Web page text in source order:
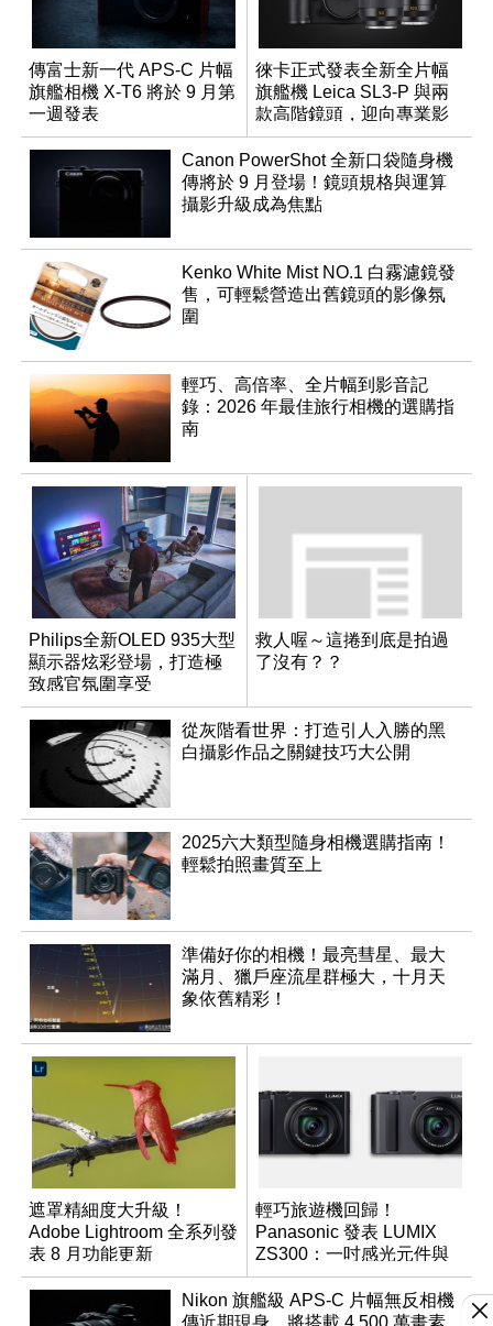
傳富士新一代 APS-C 片幅
旗艦相機 X-T6 將於 9 月第
一週發表
徠卡正式發表全新全片幅
旗艦機 Leica SL3-P 與兩
款高階鏡頭，迎向專業影
音全方位演進
Canon PowerShot 全新口袋隨身機
傳將於 9 月登場！鏡頭規格與運算
攝影升級成為焦點
Kenko White Mist NO.1 白霧濾鏡發
售，可輕鬆營造出舊鏡頭的影像氛
圍
輕巧、高倍率、全片幅到影音記
錄：2026 年最佳旅行相機的選購指
南
Philips全新OLED 935大型
顯示器炫彩登場，打造極
致感官氛圍享受
救人喔～這捲到底是拍過
了沒有？？
從灰階看世界：打造引人入勝的黑
白攝影作品之關鍵技巧大公開
2025六大類型隨身相機選購指南！
輕鬆拍照畫質至上
準備好你的相機！最亮彗星、最大
滿月、獵戶座流星群極大，十月天
象依舊精彩！
遮罩精細度大升級！
Adobe Lightroom 全系列發
表 8 月功能更新
輕巧旅遊機回歸！
Panasonic 發表 LUMIX
ZS300：一吋感光元件與
15 倍光學變焦
Nikon 旗艦級 APS-C 片幅無反相機
傳近期現身，將搭載 4,500 萬畫素